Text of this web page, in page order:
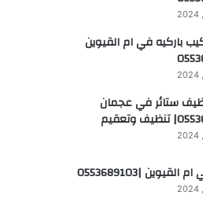
باركيه في ام القيوين
ستائر في عجمان
|0553689103